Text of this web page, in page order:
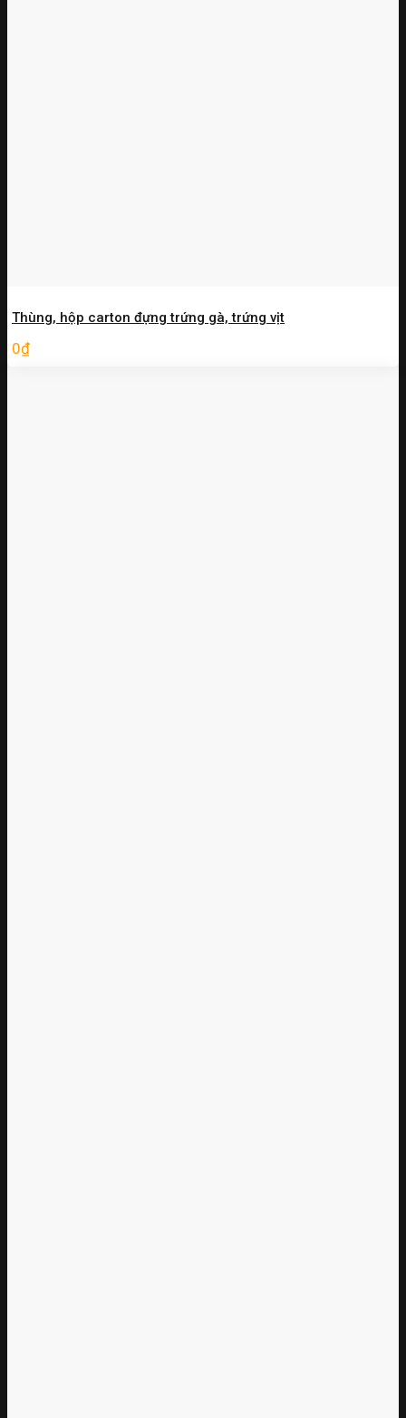
Thùng, hộp carton đựng trứng gà, trứng vịt
0₫